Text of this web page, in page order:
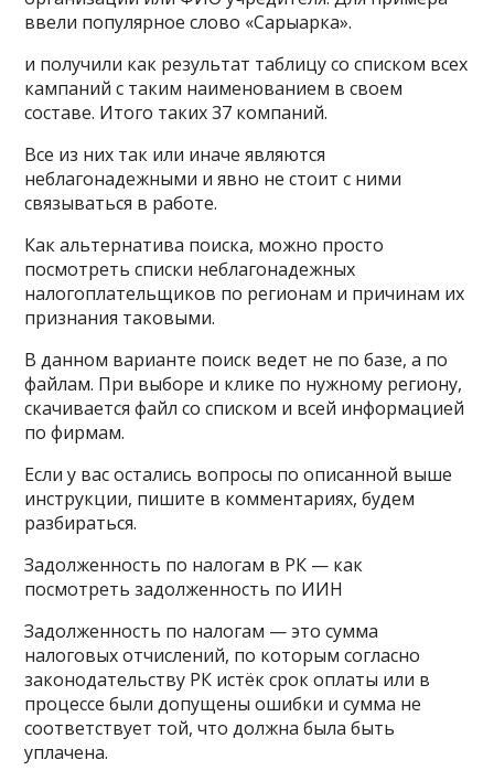
ввели популярное слово «Сарыарка».
и получили как результат таблицу со списком всех
кампаний с таким наименованием в своем
составе. Итого таких 37 компаний.
Все из них так или иначе являются
неблагонадежными и явно не стоит с ними
связываться в работе.
Как альтернатива поиска, можно просто
посмотреть списки неблагонадежных
налогоплательщиков по регионам и причинам их
признания таковыми.
В данном варианте поиск ведет не по базе, а по
файлам. При выборе и клике по нужному региону,
скачивается файл со списком и всей информацией
по фирмам.
Если у вас остались вопросы по описанной выше
инструкции, пишите в комментариях, будем
разбираться.
Задолженность по налогам в РК — как
посмотреть задолженность по ИИН
Задолженность по налогам — это сумма
налоговых отчислений, по которым согласно
законодательству РК истёк срок оплаты или в
процессе были допущены ошибки и сумма не
соответствует той, что должна была быть
уплачена.